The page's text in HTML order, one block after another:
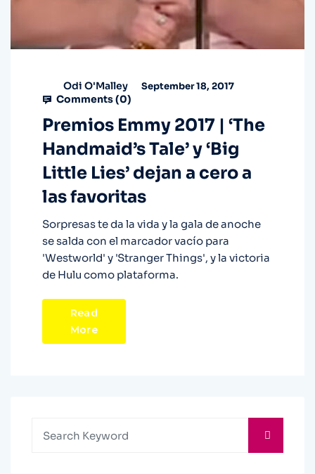
Odi O'Malley September 18, 2017
Comments (0)
Premios Emmy 2017 | ‘The
Handmaid’s Tale’ y ‘Big
Little Lies’ dejan a cero a
las favoritas
Sorpresas te da la vida y la gala de anoche
se salda con el marcador vacío para
'Westworld' y 'Stranger Things', y la victoria
de Hulu como plataforma.
Read
More